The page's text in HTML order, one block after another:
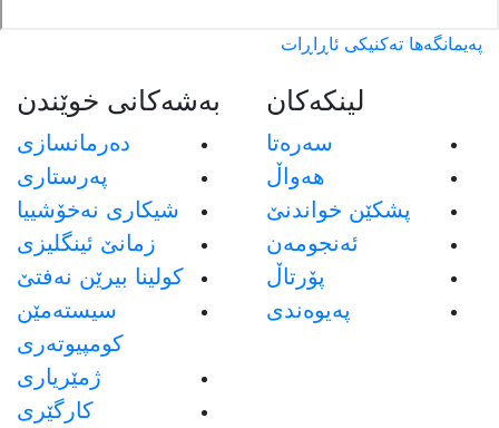
پەیمانگەها تەکنیکی ئاڕاڕات
لینکەکان
سەرەتا
هەواڵ
پشکێن خواندنێ
ئەنجومەن
پۆرتاڵ
پەیوەندی
بەشەکانی خوێندن
دەرمانسازی
پەرستاری
شیکاری نەخۆشییا
زمانێ ئینگلیزی
كولينا بيرێن نه‌فتێ
سيسته‌مێن
كومپيوته‌رى
ژمێريارى
كارگێرى